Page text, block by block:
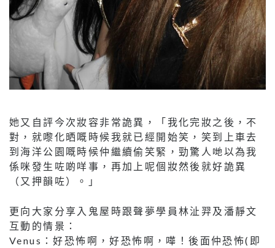
她又自評今次妝容非常詭異，「我化完妝之後，不
對，就嚟化晒嘅時候我就已經開始笑，笑到上車去
到海洋公園嘅時候仲繼續偷笑緊，勁驚人哋以為我
係咪發生咗啲咩事，再加上呢個妝然後就好詭異
（又押韻咗）。」
更向大家分享入鬼屋時跟聲夢學員林沚羿及潘靜文
互動的情景：
Venus：好恐怖啊，好恐怖啊，嘩！後面仲恐怖(即